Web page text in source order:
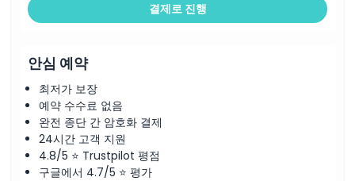
결제로 진행
안심 예약
최저가 보장
예약 수수료 없음
완전 종단 간 암호화 결제
24시간 고객 지원
4.8/5 ⭐ Trustpilot 평점
구글에서 4.7/5 ⭐ 평가